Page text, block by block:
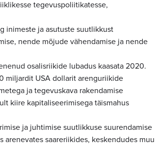
tegevuspoliitikatesse,
inimeste ja asutuste suutlikkust
nende mõjude vähendamise ja nende
osalisriikide lubadus kaasata 2020.
miljardit USA dollarit arenguriikide
ja tegevuskava rakendamise
kiire kapitaliseerimisega täismahus
ja juhtimise suutlikkuse suurendamise
arenevates saareriikides, keskendudes muu